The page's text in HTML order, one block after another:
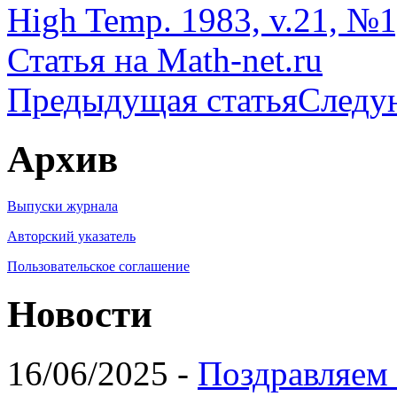
High Temp. 1983, v.21,
Статья на Math-net.ru
Предыдущая статья
Архив
Выпуски журнала
Авторский указатель
Пользовательское соглашение
Новости
16/06/2025 -